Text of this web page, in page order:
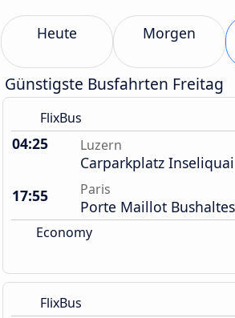
Heute Morgen
Günstigste Busfahrten Freitag
FlixBus
04:25 Luzern
Carparkplatz Inseliquai
17:55
Paris
Porte Maillot
Economy
FlixBus